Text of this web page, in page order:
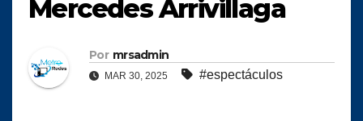
Mercedes Arrivillaga
Por mrsadmin
MAR 30, 2025 #espectáculos